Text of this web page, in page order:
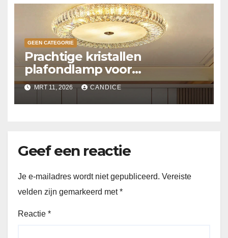
GEEN CATEGORIE
Prachtige kristallen
plafondlamp voor
slaapkamer
MRT 11, 2026 CANDICE
Geef een reactie
Je e-mailadres wordt niet gepubliceerd. Vereiste
velden zijn gemarkeerd met*
Reactie *